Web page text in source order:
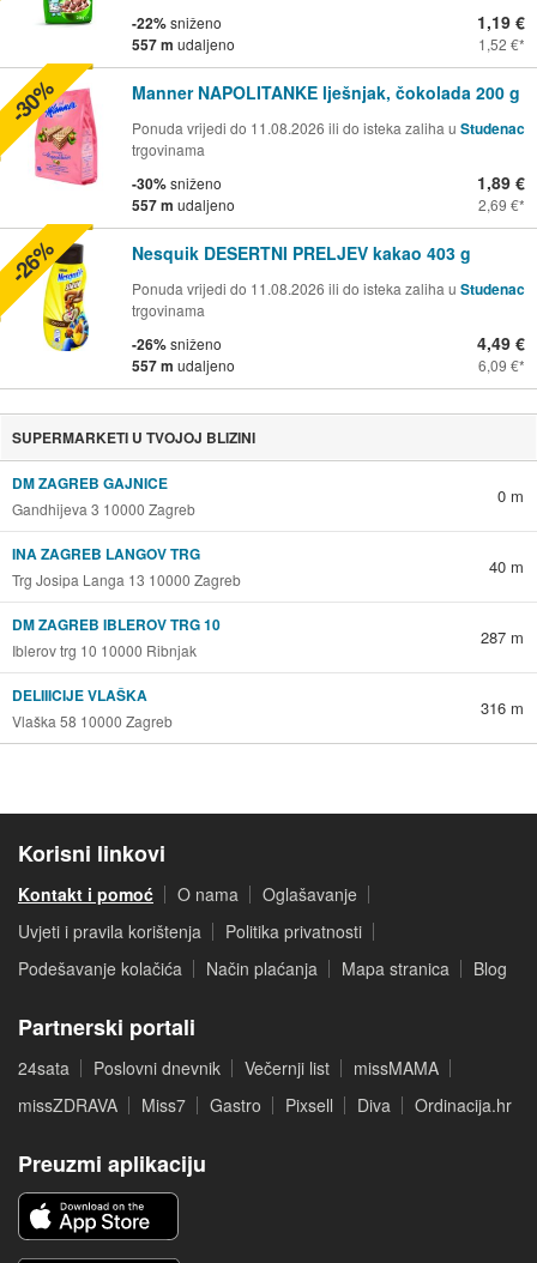
-22%sniženo
557 m udaljeno
1,19 €
1,52 €
Manner NAPOLITANKE lješnjak, čokolada 200 g
Ponuda vrijedi do 11.08.2026 ili do isteka zaliha u Studenac
trgovinama
-30%sniženo
557 m udaljeno
1,89 €
2,69 €
-30%
Nesquik DESERTNI PRELJEV kakao 403 g
Ponuda vrijedi do 11.08.2026 ili do isteka zaliha u Studenac
trgovinama
-26%sniženo
557 m udaljeno
4,49 €
6,09 €
-26%
SUPERMARKETI U TVOJOJ BLIZINI
DM ZAGREB GAJNICE
Gandhijeva 3 10000 Zagreb
0 m
INA ZAGREB LANGOV TRG
Trg Josipa Langa 13 10000 Zagreb
40 m
DM ZAGREB IBLEROV TRG 10
Iblerov trg 10 10000 Ribnjak
287 m
DELIIICIJE VLAŠKA
Vlaška 58 10000 Zagreb
316 m
Korisni linkovi
Kontakt i pomoć O nama
Oglašavanje
Uvjeti i pravila korištenja
Politika privatnosti
Podešavanje kolačića
Način plaćanja Mapa stranica Blog
Partnerski portali
24sata Poslovni dnevnik Večernji list
missMAMA
missZDRAVA
Miss7 Gastro Pixsell Diva Ordinacija.hr
Preuzmi aplikaciju